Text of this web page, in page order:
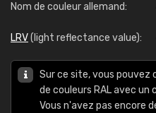
Nom de couleur allemand:
LRV(light reflectance value):
Sur ce site, vous pouvez
de couleurs RAL avec un
Vous n'avez pas encore